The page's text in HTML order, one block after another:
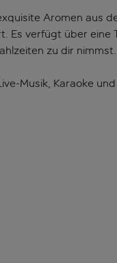
Aromen aus
Es verfügt über eine
zu dir nimmst.
Musik, Karaoke